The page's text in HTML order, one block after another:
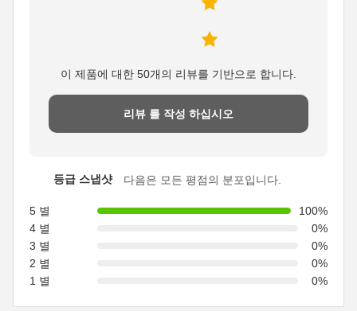
이 제품에 대한 50개의 리뷰를 기반으로 합니다.
리뷰 를 작성 하십시오
등급 스냅샷 다음은 모든 평점의 분포입니다.
5 별
100%
4 별
0%
3 별
0%
2 별
0%
1 별
0%